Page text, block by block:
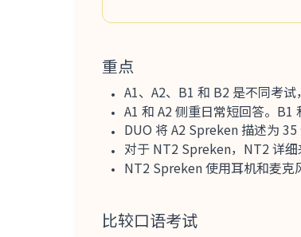
重点
A1、A2、B1 和 B2 是不同考
A1 和 A2 侧重日常短回答。B1
DUO 将 A2 Spreken 描述为
对于 NT2 Spreken，NT2 详细
NT2 Spreken 使用耳机和麦克
比较口语考试